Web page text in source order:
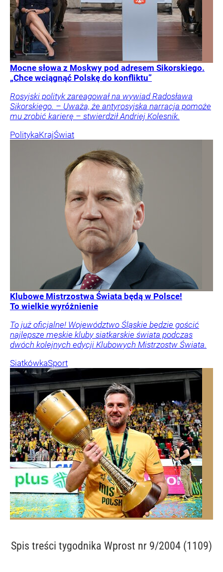
Mocne słowa z Moskwy pod adresem Sikorskiego.
„Chce wciągnąć Polskę do konfliktu”
Rosyjski polityk zareagował na wywiad Radosława
Sikorskiego. – Uważa, że antyrosyjska narracja pomoże
mu zrobić karierę – stwierdził Andriej Kolesnik.
PolitykaKrajŚwiat
Klubowe Mistrzostwa Świata będą w Polsce!
To wielkie wyróżnienie
To już oficjalne! Województwo Śląskie będzie gościć
najlepsze męskie kluby siatkarskie świata podczas
dwóch kolejnych edycji Klubowych Mistrzostw Świata.
SiatkówkaSport
Spis treści tygodnika Wprost nr 9/2004 (1109)